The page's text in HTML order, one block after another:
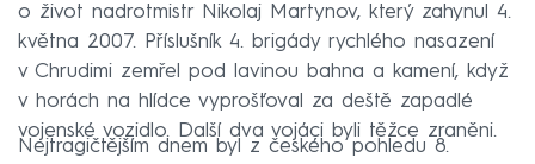
Martin Marcin (14.2.1982 - 5.8.2018)
Kamil Beneš (17.1.1990 - 5.8.2018)
Patrik Štěpánek (14.9.1993 - 5.8.2018)
Tomáš Procházka (19.12.1976 - 22.10.2018)
o život nadrotmistr Nikolaj Martynov, který zahynul 4.
května 2007. Příslušník 4. brigády rychlého nasazení
v Chrudimi zemřel pod lavinou bahna a kamení, když
v horách na hlídce vyprošťoval za deště zapadlé
vojenské vozidlo. Další dva vojáci byli těžce zraněni.
Nejtragičtějším dnem byl z českého pohledu 8.